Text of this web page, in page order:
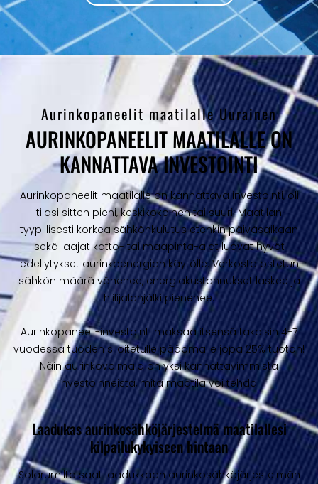
Aurinkopaneelit maatilalle Uurainen
AURINKOPANEELIT MAATILALLE ON
KANNATTAVA INVESTOINTI
Aurinkopaneelit maatilalle on kannattava investointi, oli
tilasi sitten pieni, keskikokoinen tai suuri. Maatilan
tyypillisesti korkea sähkönkulutus etenkin päiväsaikaan
sekä laajat katto- tai maapinta-alat luovat hyvät
edellytykset aurinkoenergian käytölle. Verkosta ostetun
sähkön määrä vähenee, energiakustannukset laskee ja
hiilijalanjälki pienenee.
Aurinkopaneeli-investointi maksaa itsensä takaisin 4-7
vuodessa tuoden sijoitetulle pääomalle jopa 25% tuoton!
Näin aurinkovoimala on yksi kannattavimmista
investoinneista, mitä maatila voi tehdä.
Laadukas aurinkosähköjärjestelmä maatilallesi
kilpailukykyiseen hintaan
Solarumilta saat laadukkaan aurinkosähköjärjestelmän